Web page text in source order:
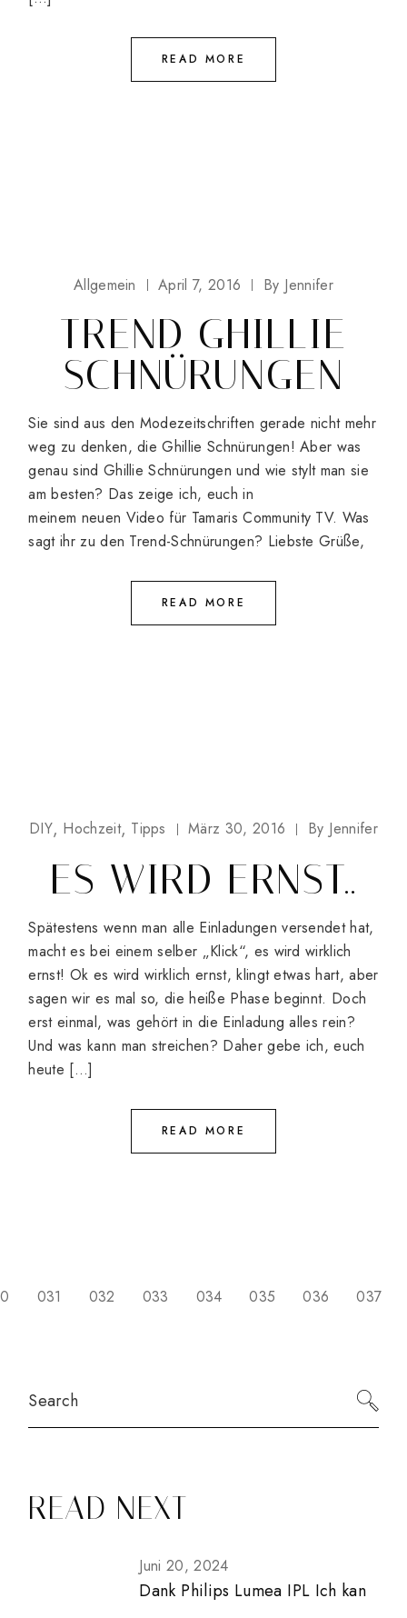
READ MORE
Allgemein April 7, 2016 By Jennifer
TREND GHILLIE
SCHNÜRUNGEN
Sie sind aus den Modezeitschriften gerade nicht mehr
weg zu denken, die Ghillie Schnürungen! Aber was
genau sind Ghillie Schnürungen und wie stylt man sie
am besten? Das zeige ich, euch in
meinem neuen Video für Tamaris Community TV. Was
sagt ihr zu den Trend-Schnürungen? Liebste Grüße,
READ MORE
DIY Hochzeit Tipps März 30, 2016 By Jennifer
ES WIRD ERNST..
Spätestens wenn man alle Einladungen versendet hat,
macht es bei einem selber „Klick“, es wird wirklich
ernst! Ok es wird wirklich ernst, klingt etwas hart, aber
sagen wir es mal so, die heiße Phase beginnt. Doch
erst einmal, was gehört in die Einladung alles rein?
Und was kann man streichen? Daher gebe ich, euch
heute […]
READ MORE
BEITRÄGE
031 032 033 034 035 036 037
READ NEXT
Juni 20, 2024
Dank Philips Lumea IPL Ich kan